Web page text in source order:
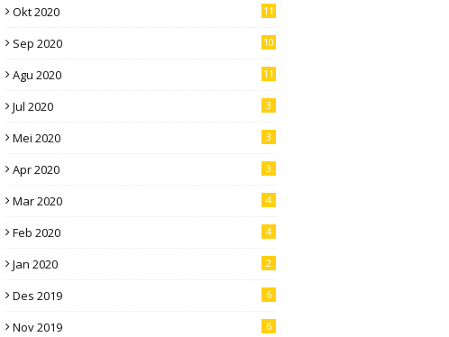
Okt 2020 11
Sep 2020 10
Agu 2020 11
Jul 2020 3
Mei 2020 3
Apr 2020 3
Mar 2020 4
Feb 2020 4
Jan 2020 2
Des 2019 6
Nov 2019 6